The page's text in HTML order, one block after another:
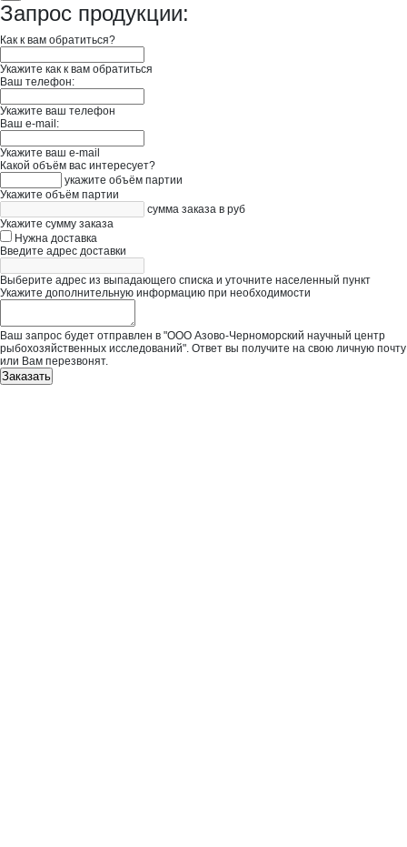
Запрос продукции:
Как к вам обратиться?
Укажите как к вам обратиться
Ваш телефон:
Укажите ваш телефон
Ваш e-mail:
Укажите ваш e-mail
Какой объём вас интересует?
укажите объём партии
Укажите объём партии
сумма заказа в руб
Укажите сумму заказа
Нужна доставка
Введите адрес доставки
Выберите адрес из выпадающего списка и уточните населенный пункт
Укажите дополнительную информацию при необходимости
Ваш запрос будет отправлен в "ООО Азово-Черноморский научный центр
рыбохозяйственных исследований". Ответ вы получите на свою личную почту
или Вам перезвонят.
Заказать